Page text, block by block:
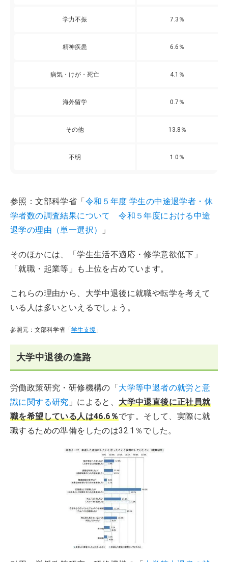
学力不振 7.3％
精神疾患 6.6％
病気・けが・死亡 4.1％
海外留学 0.7％
その他 13.8％
不明 1.0％
参照：文部科学省「令和５年度 学生の中途退学者・休
学者数の調査結果について 令和５年度における中途
退学の理由（単一選択）
」
そのほかには、「学生生活不適応・修学意欲低下」
「就職・起業等」も上位を占めています。
これらの理由から、大学中退後に就職や転学を考えて
いる人は多いといえるでしょう。
参照元：文部科学省「 学生支援 」
大学中退後の進路
労働政策研究・研修機構の「大学等中退者の就労と意
識に関する研究 」によると、大学中退直後に正社員就
職を希望している人は46.6％です。そして、実際に就
職するための準備をしたのは32.1％でした。